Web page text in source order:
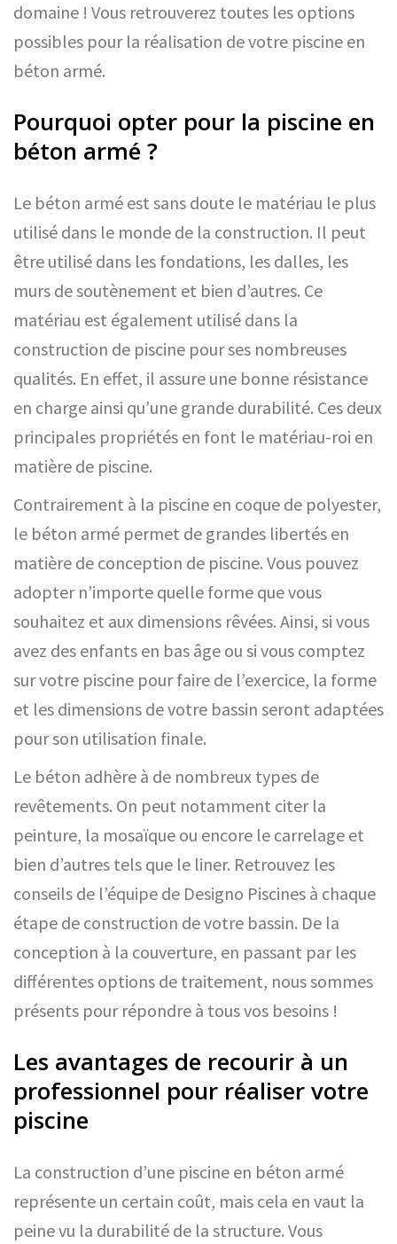
domaine ! Vous retrouverez toutes les options
possibles pour la réalisation de votre piscine en
béton armé.
Pourquoi opter pour la piscine en
béton armé ?
Le béton armé est sans doute le matériau le plus
utilisé dans le monde de la construction. Il peut
être utilisé dans les fondations, les dalles, les
murs de soutènement et bien d’autres. Ce
matériau est également utilisé dans la
construction de piscine pour ses nombreuses
qualités. En effet, il assure une bonne résistance
en charge ainsi qu’une grande durabilité. Ces deux
principales propriétés en font le matériau-roi en
matière de piscine.
Contrairement à la piscine en coque de polyester,
le béton armé permet de grandes libertés en
matière de conception de piscine. Vous pouvez
adopter n’importe quelle forme que vous
souhaitez et aux dimensions rêvées. Ainsi, si vous
avez des enfants en bas âge ou si vous comptez
sur votre piscine pour faire de l’exercice, la forme
et les dimensions de votre bassin seront adaptées
pour son utilisation finale.
Le béton adhère à de nombreux types de
revêtements. On peut notamment citer la
peinture, la mosaïque ou encore le carrelage et
bien d’autres tels que le liner. Retrouvez les
conseils de l’équipe de Designo Piscines à chaque
étape de construction de votre bassin. De la
conception à la couverture, en passant par les
différentes options de traitement, nous sommes
présents pour répondre à tous vos besoins !
Les avantages de recourir à un
professionnel pour réaliser votre
piscine
La construction d’une piscine en béton armé
représente un certain coût, mais cela en vaut la
peine vu la durabilité de la structure. Vous